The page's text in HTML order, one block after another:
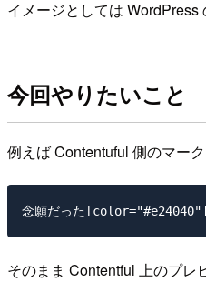
イメージとしては WordPress
今回やりたいこと
例えば Contentuful 側のマー
そのまま Contentful 上のプレ